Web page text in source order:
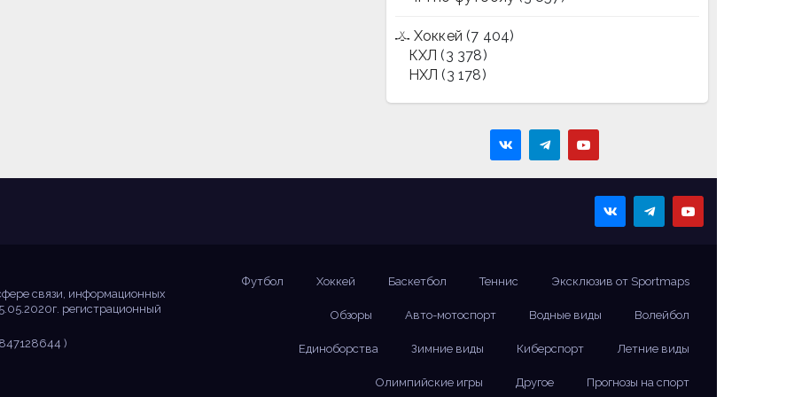
Хоккей (7 404)
КХЛ (3 378)
НХЛ (3 178)
связи, информационных
регистрационный
)
Футбол Хоккей Баскетбол Теннис Эксклюзив от Sportmaps
Обзоры Авто-мотоспорт Водные виды Волейбол
Единоборства Зимние виды Киберспорт Летние виды
Олимпийские игры Другое Прогнозы на спорт